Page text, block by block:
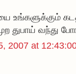
முற துபாய்
2007 at